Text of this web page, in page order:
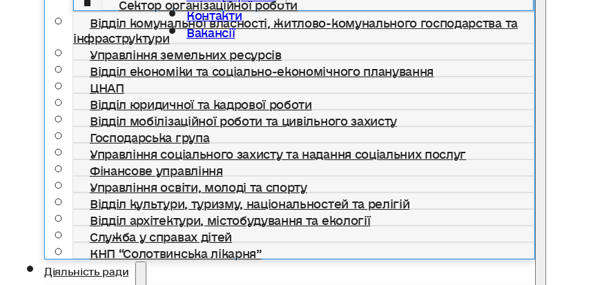
Відділ комунальної власності, житлово-комунального господарства та
інфраструктури
Управління земельних ресурсів
Відділ економіки та соціально-економічного планування
ЦНАП
Відділ юридичної та кадрової роботи
Відділ мобілізаційної роботи та цивільного захисту
Господарська група
Управління соціального захисту та надання соціальних послуг
Фінансове управління
Управління освіти, молоді та спорту
Відділ культури, туризму, національностей та релігій
Відділ архітектури, містобудування та екології
Служба у справах дітей
КНП “Солотвинська лікарня”
Діяльність ради
Контакти
Вакансії